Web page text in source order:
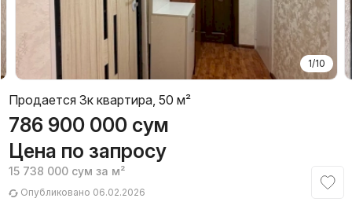
1/10
Продается 3к квартира, 50 м²
786 900 000 сум
Цена по запросу
15 738 000 сум за м²
Опубликовано 06.02.2026